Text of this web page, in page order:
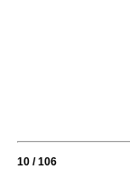
10 / 106